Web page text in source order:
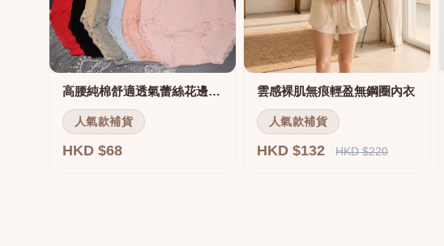
高腰純棉舒適透氣蕾絲花邊三角褲
人氣款補貨
HKD $68
雲感裸肌無痕輕盈無鋼圈內衣
人氣款補貨
HKD $132 HKD $220